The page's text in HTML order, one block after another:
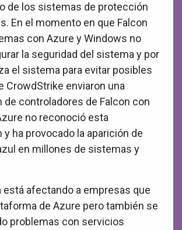
de los sistemas de protección
En el momento en que Falcon
con Azure y Windows no
la seguridad del sistema y por
el sistema para evitar posibles
CrowdStrike enviaron una
de controladores de Falcon con
no reconoció esta
y ha provocado la aparición de
en millones de sistemas y
está afectando a empresas que
de Azure pero también se
problemas con servicios